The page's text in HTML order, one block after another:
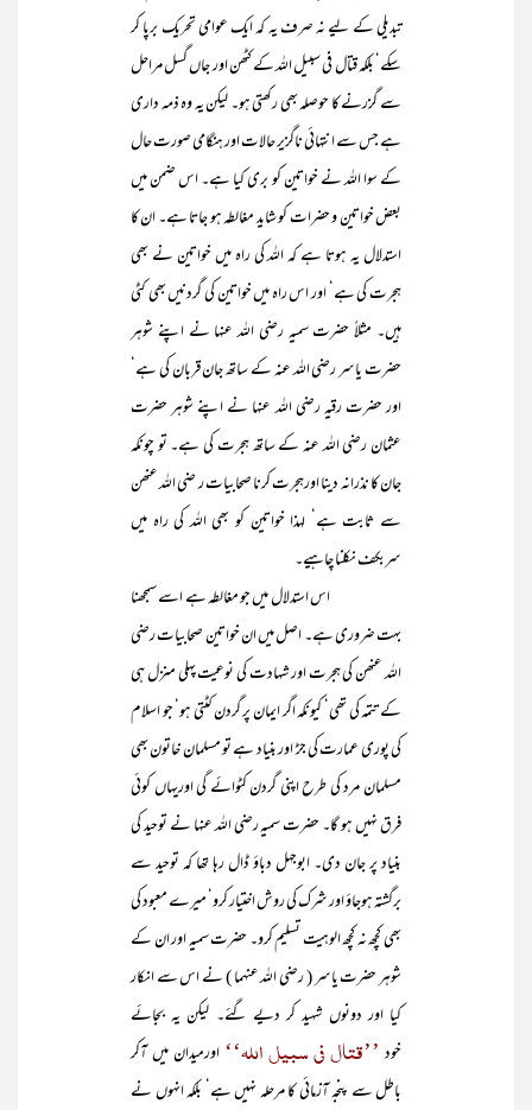
تبدیلی کے لیے نہ صرف یہ کہ ایک عوامی تحریک برپا کر
سکے‘ بلکہ قتال فی سبیل اللہ کے کٹھن اور جاں گسل مراحل
سے گزرنے کا حوصلہ بھی رکھتی ہو۔ لیکن یہ وہ ذمہ داری
ہے جس سے انتہائی ناگزیر حالات اور ہنگامی صورت حال
کے سوا اللہ نے خواتین کو بری کیا ہے۔ اس ضمن میں
بعض خواتین و حضرات کو شاید مغالطہ ہو جاتا ہے۔ ان کا
استدلال یہ ہوتا ہے کہ اللہ کی راہ میں خواتین نے بھی
ہجرت کی ہے‘ اور اس راہ میں خواتین کی گردنیں بھی کٹی
ہیں۔ مثلاً حضرت سمیہ رضی اللہ عنہا نے اپنے شوہر
حضرت یاسر رضی اللہ عنہ کے ساتھ جان قربان کی ہے‘
اور حضرت رقیہ رضی اللہ عنہا نے اپنے شوہر حضرت
عثمان رضی اللہ عنہ کے ساتھ ہجرت کی ہے۔ تو چونکہ
جان کا نذرانہ دینا اورہجرت کرنا صحابیات ر ضی اللہ عنھن
سے ثابت ہے‘ لہذا خواتین کو بھی اللہ کی راہ میں
سربکف نکلنا چاہیے۔
اس استدلال میں جو مغالطہ ہے اسے سمجھنا
بہت ضروری ہے۔ اصل میں ان خواتین صحابیات رضی
اللہ عنھن کی ہجرت اور شہادت کی نوعیت پہلی منزل ہی
کے تتمہ کی تھی‘ کیونکہ اگر ایمان پر گردن کٹتی ہو‘ جو اسلام
کی پوری عمارت کی جڑ اور بنیاد ہے تو مسلمان خاتون بھی
مسلمان مرد کی طرح اپنی گردن کٹوائے گی اوریہاں کوئی
فرق نہیں ہو گا۔ حضرت سمیہ رضی اللہ عنہا نے توحید کی
بنیاد پر جان دی۔ ابوجہل دباؤ ڈال رہا تھا کہ توحید سے
برگشتہ ہوجاؤ اور شرک کی روش اختیار کرو‘ میرے معبود کی
بھی کچھ نہ کچھ الوہیت تسلیم کرو۔ حضرت سمیہ اور ان کے
شوہر حضرت یاسر ( رضی اللہ عنہما ) نے اس سے انکار
کیا اور دونوں شہید کر دیے گئے۔ لیکن یہ بجائے
خود’’قتال فی سبیل اللہ‘‘ اورمیدان میں آکر
باطل سے پنجہ آزمائی کا مرحلہ نہیں ہے‘ بلکہ انہوں نے